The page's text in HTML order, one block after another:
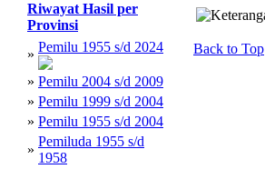
Riwayat Hasil per
Provinsi
» Pemilu 1955 s/d 2024
» Pemilu 2004 s/d 2009
» Pemilu 1999 s/d 2004
» Pemilu 1955 s/d 2004
»
Pemiluda 1955 s/d
1958
Back to Top